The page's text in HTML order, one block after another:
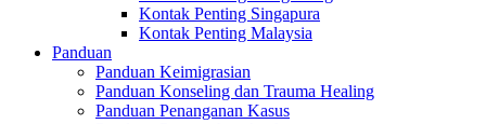
Kontak Penting Singapura
Kontak Penting Malaysia
Panduan
Panduan Keimigrasian
Panduan Konseling dan Trauma Healing
Panduan Penanganan Kasus